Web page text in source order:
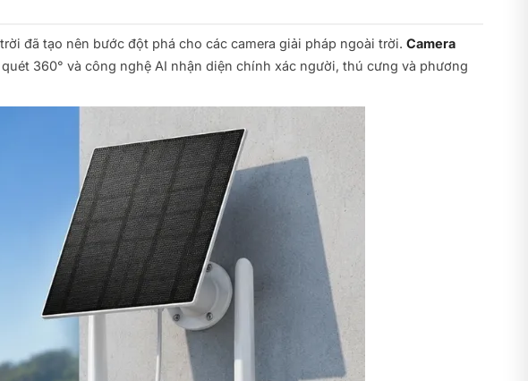
đã tạo nên bước đột phá cho các camera giải pháp ngoài trời. Camera
360° và công nghệ AI nhận diện chính xác người, thú cưng và phương